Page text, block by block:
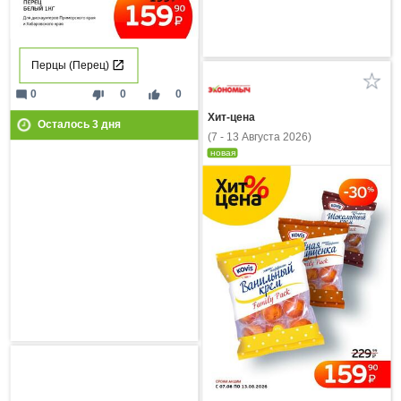
Перцы (Перец)
thumb_down 0 thumb_up 0
mode_comment 0
Осталось 3дня
Хит-цена
(7 - 13 Августа 2026)
новая